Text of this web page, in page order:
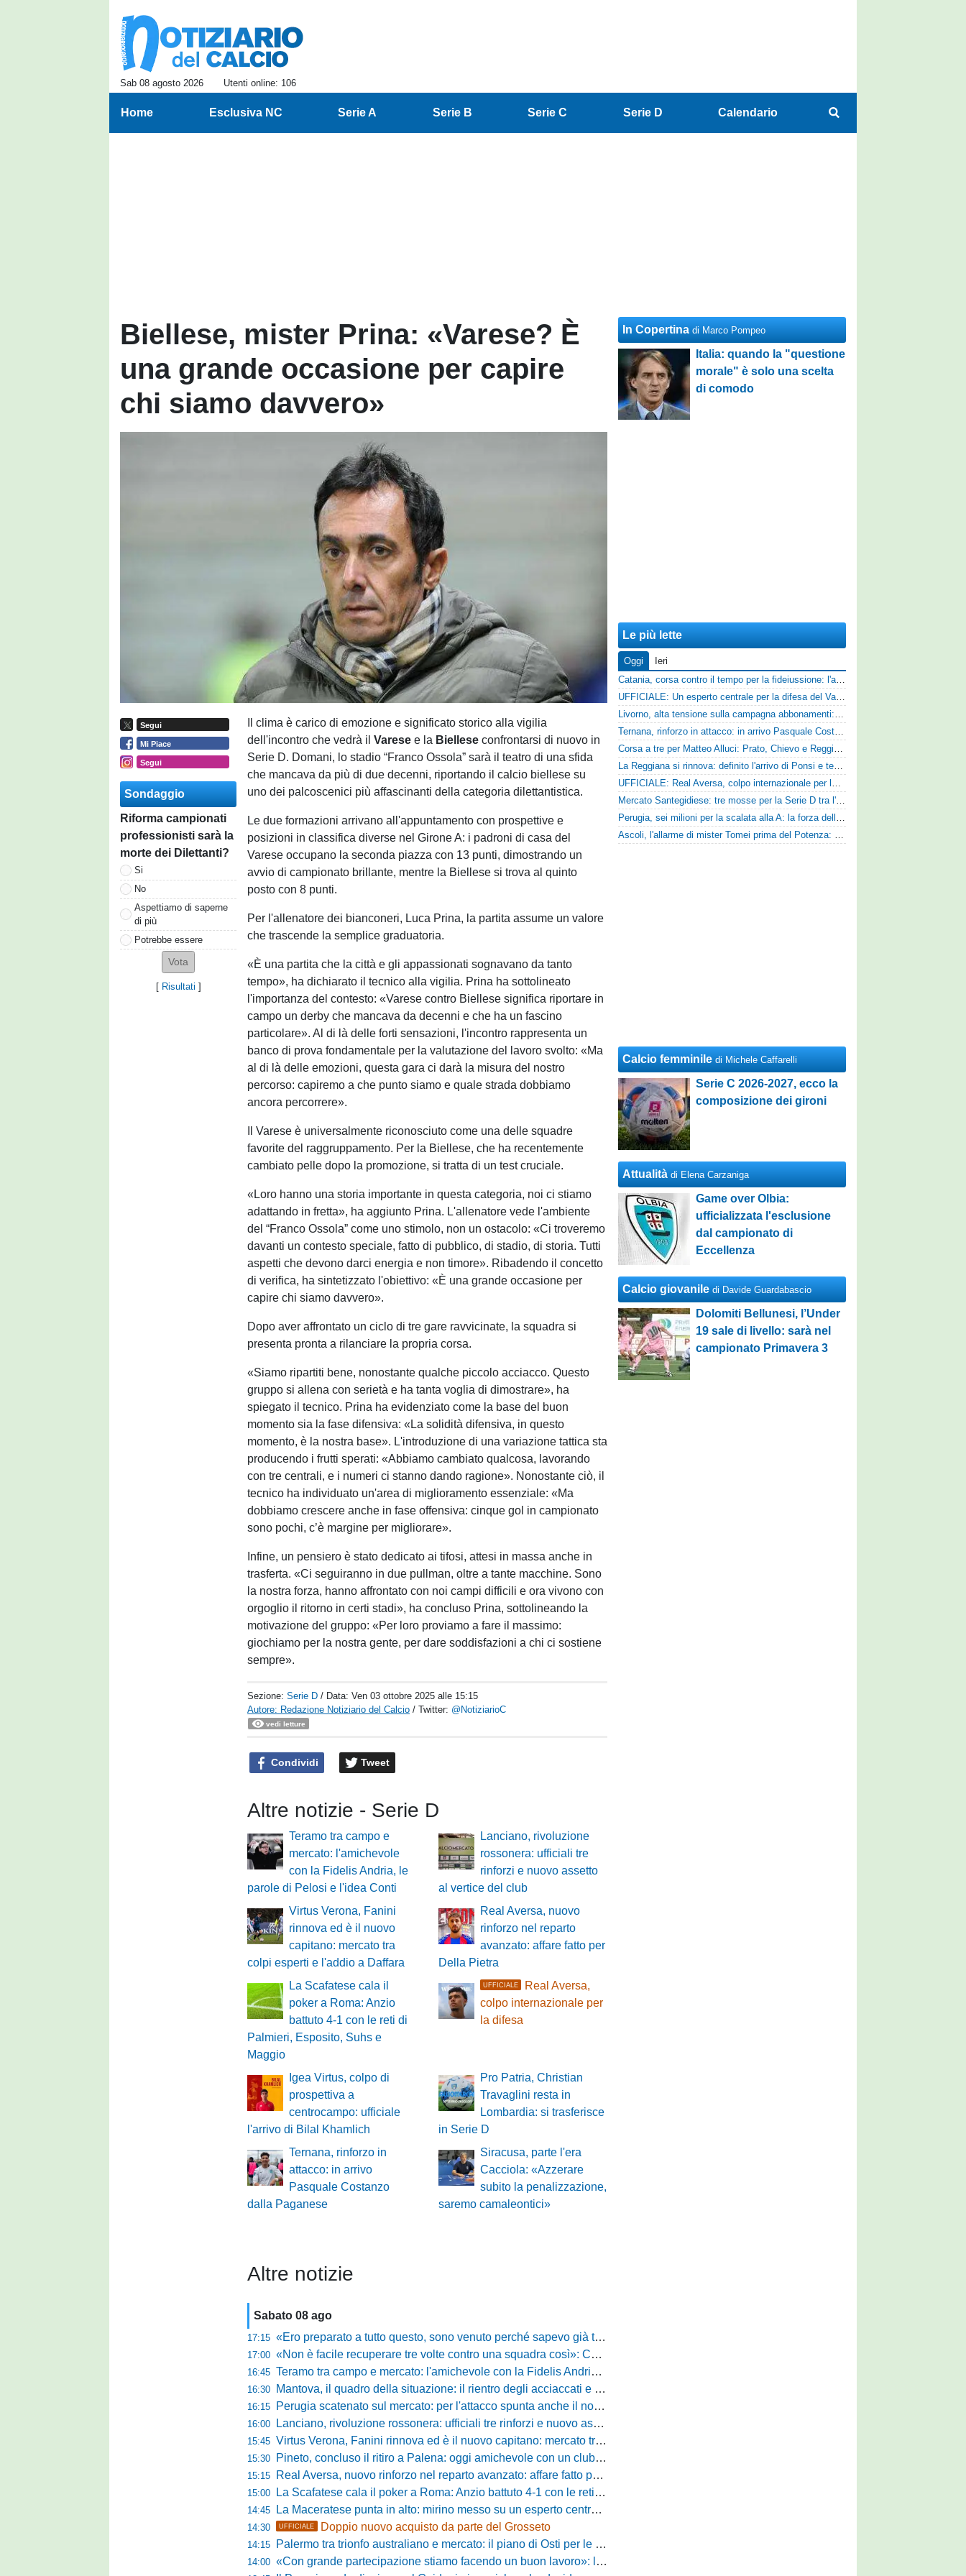
Sab 08 agosto 2026 Utenti online: 106
Home Esclusiva NC Serie A Serie B Serie C Serie D Calendario
Biellese, mister Prina: «Varese? È
una grande occasione per capire
chi siamo davvero»
Segui
Mi Piace
Segui
Sondaggio
Riforma campionati
professionisti sarà la
morte dei Dilettanti?
Si
No
Aspettiamo di saperne
di più
Potrebbe essere
[ Risultati ]
Il clima è carico di emozione e significato storico alla vigilia
dell'incontro che vedrà ilVaresee la Bielleseconfrontarsi di nuovo in
Serie D. Domani, lo stadio “Franco Ossola” sarà il teatro di una sfida
che mancava da più di due decenni, riportando il calcio biellese su
uno dei palcoscenici più affascinanti della categoria dilettantistica.
Le due formazioni arrivano all'appuntamento con prospettive e
posizioni in classifica diverse nel Girone A: i padroni di casa del
Varese occupano la seconda piazza con 13 punti, dimostrando un
avvio di campionato brillante, mentre la Biellese si trova al quinto
posto con 8 punti.
Per l'allenatore dei bianconeri, Luca Prina, la partita assume un valore
che trascende la semplice graduatoria.
«È una partita che la città e gli appassionati sognavano da tanto
tempo», ha dichiarato il tecnico alla vigilia. Prina ha sottolineato
l'importanza del contesto: «Varese contro Biellese significa riportare in
campo un derby che mancava da decenni e che ha un fascino
particolare». Al di là delle forti sensazioni, l'incontro rappresenta un
banco di prova fondamentale per la valutazione del lavoro svolto: «Ma
al di là delle emozioni, questa gara ci darà la misura del nostro
percorso: capiremo a che punto siamo e quale strada dobbiamo
ancora percorrere».
Il Varese è universalmente riconosciuto come una delle squadre
favorite del raggruppamento. Per la Biellese, che ha recentemente
cambiato pelle dopo la promozione, si tratta di un test cruciale.
«Loro hanno una storia importante in questa categoria, noi ci stiamo
adattando in fretta», ha aggiunto Prina. L'allenatore vede l'ambiente
del “Franco Ossola” come uno stimolo, non un ostacolo: «Ci troveremo
davanti un contesto speciale, fatto di pubblico, di stadio, di storia. Tutti
aspetti che devono darci energia e non timore». Ribadendo il concetto
di verifica, ha sintetizzato l'obiettivo: «È una grande occasione per
capire chi siamo davvero».
Dopo aver affrontato un ciclo di tre gare ravvicinate, la squadra si
presenta pronta a rilanciare la propria corsa.
«Siamo ripartiti bene, nonostante qualche piccolo acciacco. Questo
gruppo si allena con serietà e ha tanta voglia di dimostrare», ha
spiegato il tecnico. Prina ha evidenziato come la base del buon
momento sia la fase difensiva: «La solidità difensiva, in questo
momento, è la nostra base». L'introduzione di una variazione tattica sta
producendo i frutti sperati: «Abbiamo cambiato qualcosa, lavorando
con tre centrali, e i numeri ci stanno dando ragione». Nonostante ciò, il
tecnico ha individuato un'area di miglioramento essenziale: «Ma
dobbiamo crescere anche in fase offensiva: cinque gol in campionato
sono pochi, c’è margine per migliorare».
Infine, un pensiero è stato dedicato ai tifosi, attesi in massa anche in
trasferta. «Ci seguiranno in due pullman, oltre a tante macchine. Sono
la nostra forza, hanno affrontato con noi campi difficili e ora vivono con
orgoglio il ritorno in certi stadi», ha concluso Prina, sottolineando la
motivazione del gruppo: «Per loro proviamo a fare il massimo:
giochiamo per la nostra gente, per dare soddisfazioni a chi ci sostiene
sempre».
Sezione:Serie D / Data:Ven 03 ottobre 2025 alle 15:15
Autore: Redazione Notiziario del Calcio / Twitter: @NotiziarioC
vedi letture
Condividi Tweet
Altre notizie - Serie D
Teramo tra campo e
mercato: l'amichevole
con la Fidelis Andria, le
parole di Pelosi e l'idea Conti
Lanciano, rivoluzione
rossonera: ufficiali tre
rinforzi e nuovo assetto
al vertice del club
Virtus Verona, Fanini
rinnova ed è il nuovo
capitano: mercato tra
colpi esperti e l'addio a Daffara
Real Aversa, nuovo
rinforzo nel reparto
avanzato: affare fatto per
Della Pietra
La Scafatese cala il
poker a Roma: Anzio
battuto 4-1 con le reti di
Palmieri, Esposito, Suhs e
Maggio
UFFICIALE
Real Aversa,
colpo internazionale per
la difesa
Igea Virtus, colpo di
prospettiva a
centrocampo: ufficiale
l'arrivo di Bilal Khamlich
Pro Patria, Christian
Travaglini resta in
Lombardia: si trasferisce
in Serie D
Ternana, rinforzo in
attacco: in arrivo
Pasquale Costanzo
dalla Paganese
Siracusa, parte l'era
Cacciola: «Azzerare
subito la penalizzazione,
saremo camaleontici»
Altre notizie
Sabato 08 ago
17:15 «Ero preparato a tutto questo, sono venuto perché sapevo già tutto»: la carica di Nesta al popolo irpino
17:00 «Non è facile recuperare tre volte contro una squadra così»: Calabro promuove il carattere del suo Padova
16:45 Teramo tra campo e mercato: l'amichevole con la Fidelis Andria, le parole di Pelosi e l'idea Conti
16:30 Mantova, il quadro della situazione: il rientro degli acciaccati e le trattative di mercato
16:15 Perugia scatenato sul mercato: per l'attacco spunta anche il nome di Okaka
16:00 Lanciano, rivoluzione rossonera: ufficiali tre rinforzi e nuovo assetto al vertice del club
15:45 Virtus Verona, Fanini rinnova ed è il nuovo capitano: mercato tra colpi esperti e l'addio a Daffara
15:30 Pineto, concluso il ritiro a Palena: oggi amichevole con un club di D verso la Coppa
15:15 Real Aversa, nuovo rinforzo nel reparto avanzato: affare fatto per Della Pietra
15:00 La Scafatese cala il poker a Roma: Anzio battuto 4-1 con le reti di Palmieri, Esposito, Suhs e Maggio
14:45 La Maceratese punta in alto: mirino messo su un esperto centrocampista
14:30 UFFICIALE Doppio nuovo acquisto da parte del Grosseto
14:15 Palermo tra trionfo australiano e mercato: il piano di Osti per le uscite e la suggestione Almena
14:00 «Con grande partecipazione stiamo facendo un buon lavoro»: la carica di mister Bonera accende la Pro Vercelli
In Copertina di Marco Pompeo
Italia: quando la "questione
morale" è solo una scelta
di comodo
Le più lette
Oggi
Ieri
Catania, corsa contro il tempo per la fideiussione: l'annuncio della società e le ragioni dello slittamento
UFFICIALE: Un esperto centrale per la difesa del Vado
Livorno, alta tensione sulla campagna abbonamenti: la stoccata della Curva Nord alla società
Ternana, rinforzo in attacco: in arrivo Pasquale Costanzo dalla Paganese
Corsa a tre per Matteo Alluci: Prato, Chievo e Reggina sul centrocampista
La Reggiana si rinnova: definito l'arrivo di Ponsi e test con l'Alcione
UFFICIALE: Real Aversa, colpo internazionale per la difesa
Mercato Santegidiese: tre mosse per la Serie D tra l'ingaggio di Diakhate e due rinnovi chiave
Perugia, sei milioni per la scalata alla A: la forza della nuova societa e il progetto di Alessandro Gaucci
Ascoli, l'allarme di mister Tomei prima del Potenza: «Mettiamoci l'elmetto, l'obiettivo è la salvezza e non dobbiamo vendere fumo!»
Calcio femminile di Michele Caffarelli
Serie C 2026-2027, ecco la
composizione dei gironi
Attualità di Elena Carzaniga
Game over Olbia:
ufficializzata l'esclusione
dal campionato di
Eccellenza
Calcio giovanile di Davide Guardabascio
Dolomiti Bellunesi, l’Under
19 sale di livello: sarà nel
campionato Primavera 3